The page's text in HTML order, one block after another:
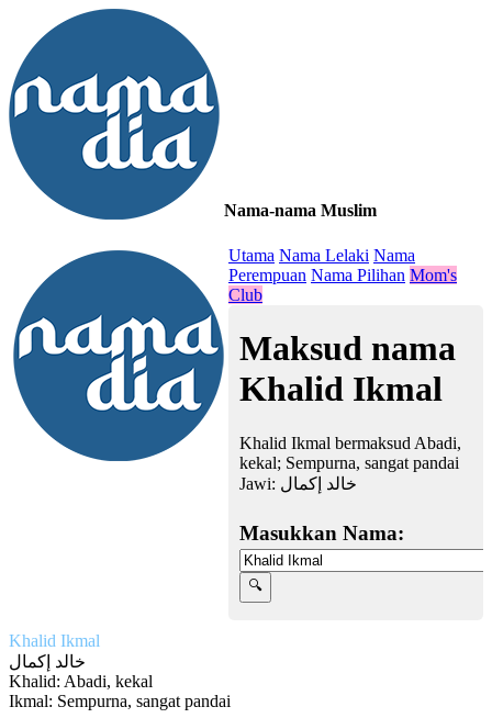
Nama-nama Muslim
Utama Nama Lelaki Nama
Perempuan Nama Pilihan Mom's
Club
Maksud nama
Khalid Ikmal
Khalid Ikmal bermaksud Abadi,
kekal; Sempurna, sangat pandai
Jawi: خالد إكمال
Masukkan Nama:
Khalid Ikmal
خالد إكمال
Khalid: Abadi, kekal
Ikmal: Sempurna, sangat pandai